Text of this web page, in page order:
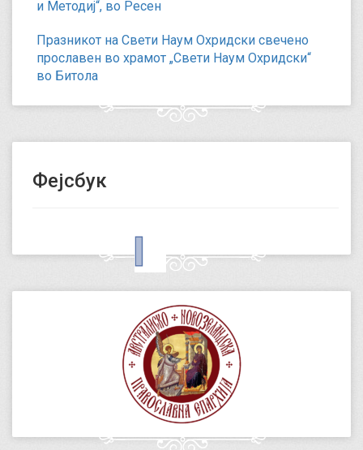
и Методиј“, во Ресен
Празникот на Свети Наум Охридски свечено
прославен во храмот „Свети Наум Охридски“
во Битола
Фејсбук